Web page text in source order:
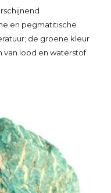
en pegmatitische
de groene kleur
lood en waterstof